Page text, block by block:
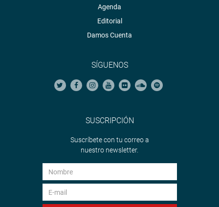
Agenda
Editorial
Damos Cuenta
SÍGUENOS
SUSCRIPCIÓN
Suscríbete con tu correo a
nuestro newsletter.